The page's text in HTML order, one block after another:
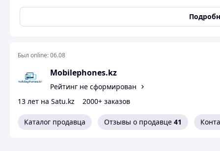
Стандарт связи
3G (UMTS, HSUPA, HSPA),
Состояние
Стандарт Bluetooth
Тип экрана
Dynamic AMOLED 2X
Был online:06.08
Mobilephones.kz
Рейтинг не сформирован
13 лет на Satu.kz
2000+ заказов
Каталог продавца Отзывы о продавце 41